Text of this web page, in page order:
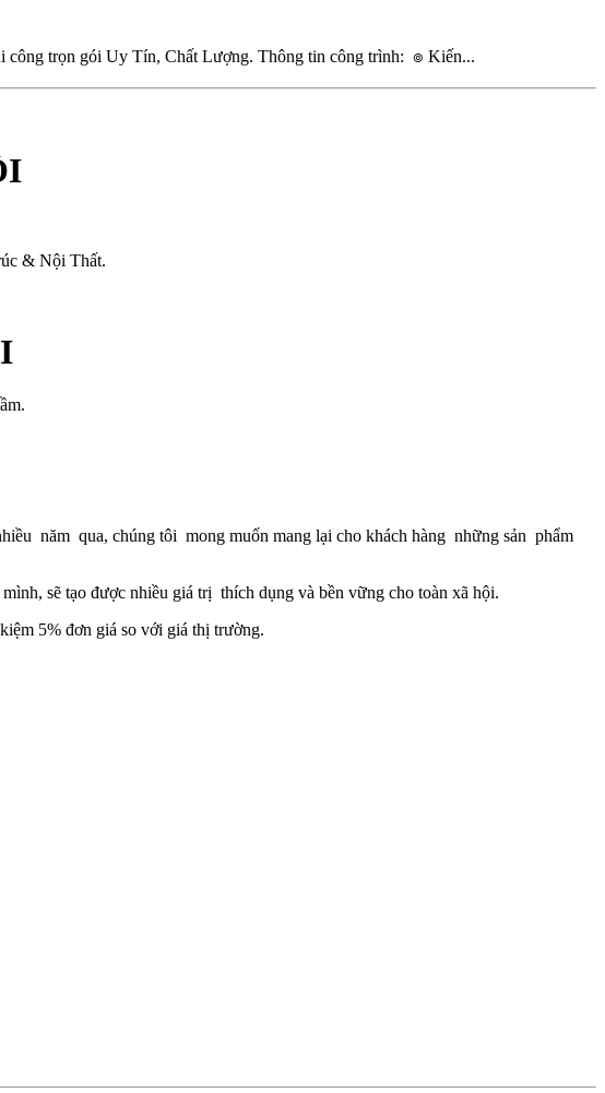
trọn gói Uy Tín, Chất Lượng. Thông tin công trình: ๏ Kiến...
& Nội Thất.
năm qua, chúng tôi mong muốn mang lại cho khách hàng những sản phẩm
sẽ tạo được nhiều giá trị thích dụng và bền vững cho toàn xã hội.
5% đơn giá so với giá thị trường.